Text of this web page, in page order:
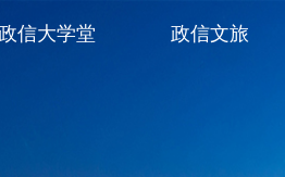
信大学堂 政信文旅